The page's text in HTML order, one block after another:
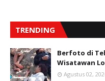
TRENDING
Berfoto di
Wisatawan
Agustus 02,